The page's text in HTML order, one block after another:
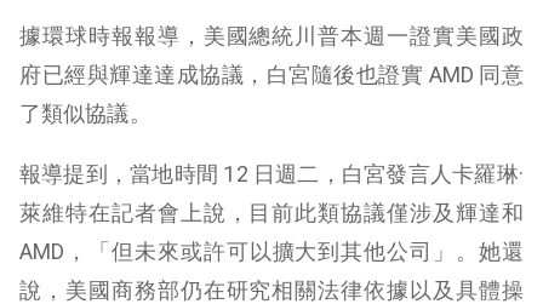
據環球時報報導，美國總統川普本週一證實美國政
府已經與輝達達成協議，白宮隨後也證實 AMD 同意
了類似協議。
報導提到，當地時間 12 日週二，白宮發言人卡羅琳·
萊維特在記者會上說，目前此類協議僅涉及輝達和
AMD，「但未來或許可以擴大到其他公司」。她還
說，美國商務部仍在研究相關法律依據以及具體操